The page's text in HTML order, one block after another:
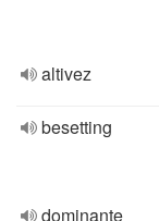
altivez
besetting
dominante